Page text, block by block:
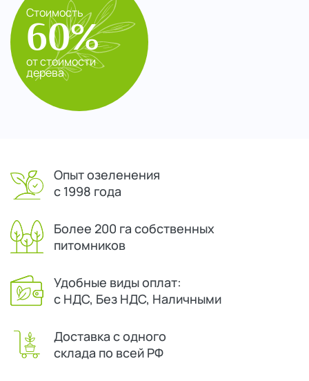
Стоимость
60%
от стоимости
дерева
Опыт озеленения
с 1998 года
Более 200 га собственных
питомников
Удобные виды оплат:
с НДС, Без НДС, Наличными
Доставка с одного
склада по всей РФ